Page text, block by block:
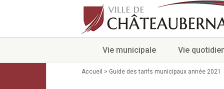
Vie municipale Vie
Accueil > Guide des tarifs municipaux année 2021